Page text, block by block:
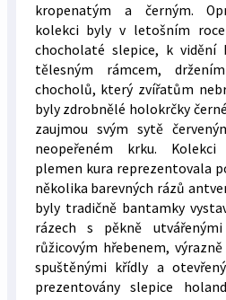
kropenatým a černým.
kolekci byly v letošním
chocholaté slepice, k vidění
tělesným rámcem,
chocholů, který zvířatům
byly zdrobnělé holokrčky
zaujmou svým sytě
neopeřeném krku. Kolekci
plemen kura reprezentovala
několika barevných rázů
byly tradičně bantamky
rázech s pěkně
růžicovým hřebenem,
spuštěnými křídly a
prezentovány slepice